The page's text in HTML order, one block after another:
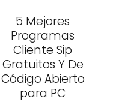
5 Mejores
Programas
Cliente Sip
Gratuitos Y De
Código Abierto
para PC